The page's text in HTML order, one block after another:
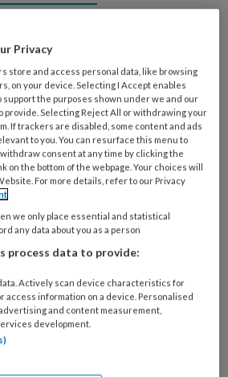
een account aan en lees 2
gratis per maand
of abonnement?Log dan in
*
Privacy
store and access personal data, like browsing
on your device. Selecting I Accept enables
the purposes shown under we and our
provide. Selecting Reject All or withdrawing your
If trackers are disabled, some content and ads
to you. You can resurface this menu to
consent at any time by clicking the
on the bottom of the webpage. Your choices will
For more details, refer to our Privacy
we only place essential and statistical
any data about you as a person
process data to provide:
Actively scan device characteristics for
access information on a device. Personalised
and content measurement,
development.